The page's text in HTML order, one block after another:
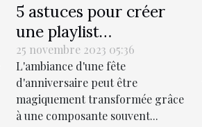
5 astuces pour créer
une playlist
personnalisée pour la
fête d'anniversaire
parfaite
25 novembre 2023 05:36
L'ambiance d'une fête
d'anniversaire peut être
magiquement transformée grâce
à une composante souvent...